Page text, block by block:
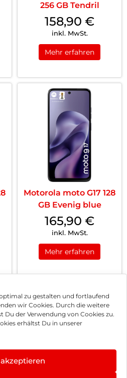
zu gestalten und fortlaufend
wir Cookies. Durch die weitere
Du der Verwendung von Cookies zu.
erhältst Du in unserer
256 GB Tendril
158,90 €
inkl. MwSt.
Mehr erfahren
Motorola moto G17 128
GB Evenig blue
165,90 €
inkl. MwSt.
Mehr erfahren
3 4 Nächste